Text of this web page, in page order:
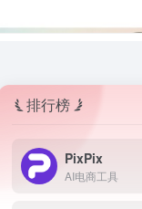
排行榜
PixPix
AI电商工具